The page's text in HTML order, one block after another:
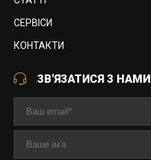
СЕРВІСИ
КОНТАКТИ
ЗВ'ЯЗАТИСЯ З НАМИ